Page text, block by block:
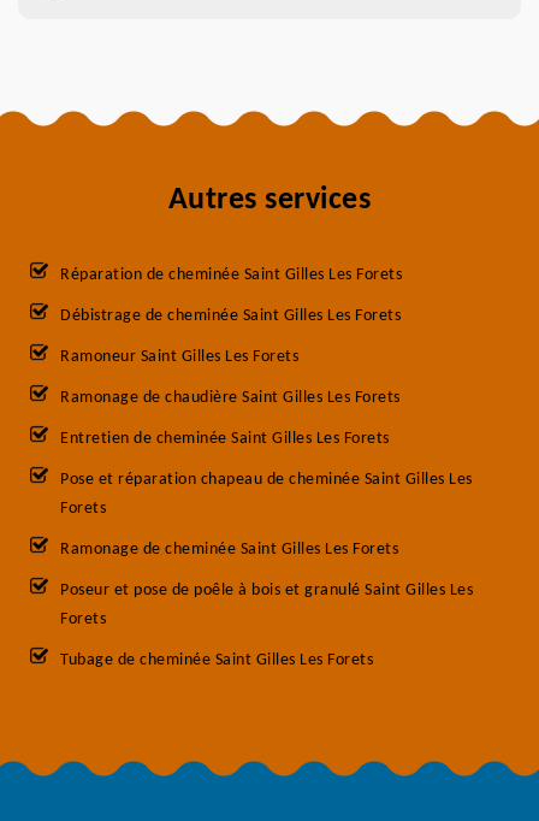
Autres services
Réparation de cheminée Saint Gilles Les Forets
Débistrage de cheminée Saint Gilles Les Forets
Ramoneur Saint Gilles Les Forets
Ramonage de chaudière Saint Gilles Les Forets
Entretien de cheminée Saint Gilles Les Forets
Pose et réparation chapeau de cheminée Saint Gilles Les
Forets
Ramonage de cheminée Saint Gilles Les Forets
Poseur et pose de poêle à bois et granulé Saint Gilles Les
Forets
Tubage de cheminée Saint Gilles Les Forets